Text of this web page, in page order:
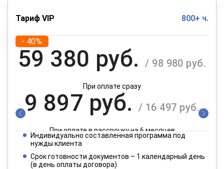
Тариф VIP 800+ ч.
- 40%
59 380 руб. / 98 980 руб.
При оплате сразу
9 897 руб. / 16 497 руб.
При оплате в рассрочку на 6 месяцев
4 949 руб. / 8 249 руб.
Индивидуально составленная программа под
нужды клиента
Срок готовности документов – 1 календарный день
(в день оплаты договора)